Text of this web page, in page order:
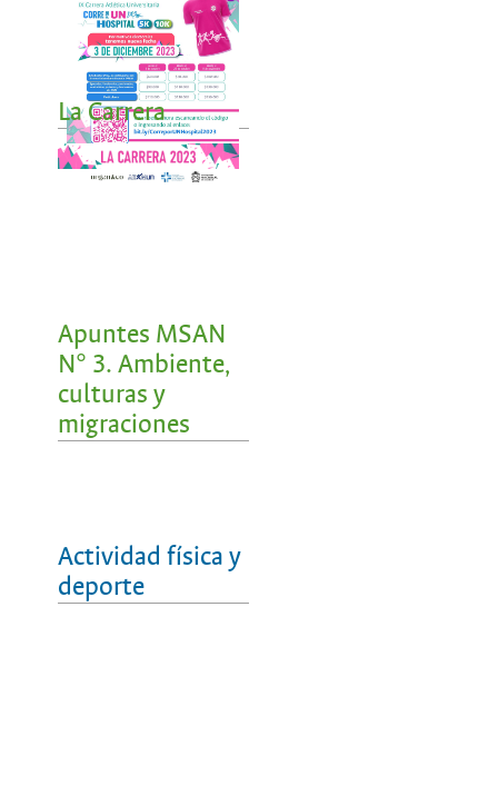
La Carrera
Apuntes MSAN
N° 3. Ambiente,
culturas y
migraciones
Actividad física y
deporte